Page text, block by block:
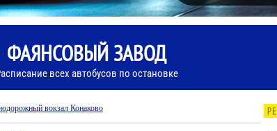
ФАЯНСОВЫЙ ЗАВОД
всех автобусов по остановке
вокзал Конаково